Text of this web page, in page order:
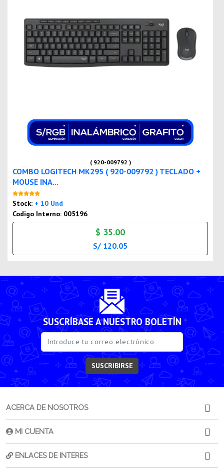
( 920-009792 )
COMBO LOGITECH MK295 ( 920-009792 ) TECLADO +
MOUSE INA...
Stock: + 10 Und
Codigo Interno: 005196
$ 35.00
S/ 120.05
SUSCRÍBASE A NUESTRO BOLETÍN
SUSCRIBIRSE
ACERCA DE NOSOTROS
MI CUENTA
ENLACES DE INTERES